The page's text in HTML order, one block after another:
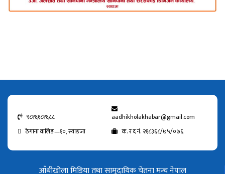
९८१६१८१६८८
aadhikholakhabar@gmail.com
ठेगाना वालिङ—१०, स्याङजा
क. र द नं. २१८३६८/७५/०७६
आँधीखोला मिडिया तथा सामुदायिक चेतना मन्च नेपाल